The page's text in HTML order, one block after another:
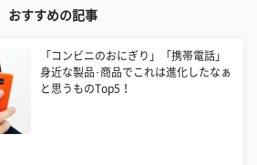
おすすめの記事
「コンビニのおにぎり」「携帯電話」
身近な製品･商品でこれは進化したなぁ
と思うものTop5！